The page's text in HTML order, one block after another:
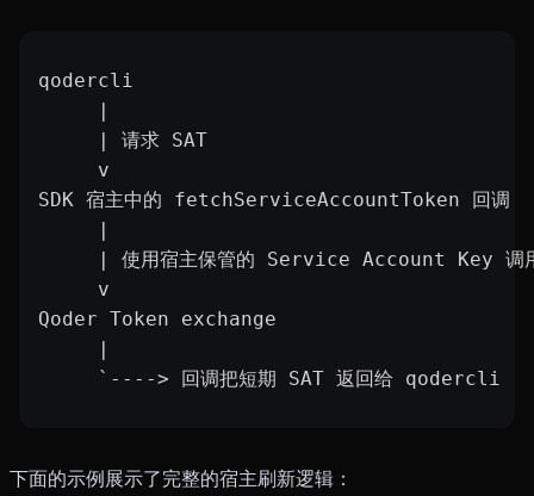
qodercli
     | 请求 SAT
     v
SDK 宿主中的 fetchServiceAccountToken 回调
| 使用宿主保管的 Service Account Key
     v
Qoder Token exchange
     `----> 回调把短期 SAT 返回给 qodercli
下面的示例展示了完整的宿主刷新逻辑：